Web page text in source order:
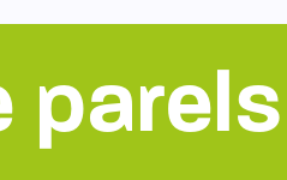
parels